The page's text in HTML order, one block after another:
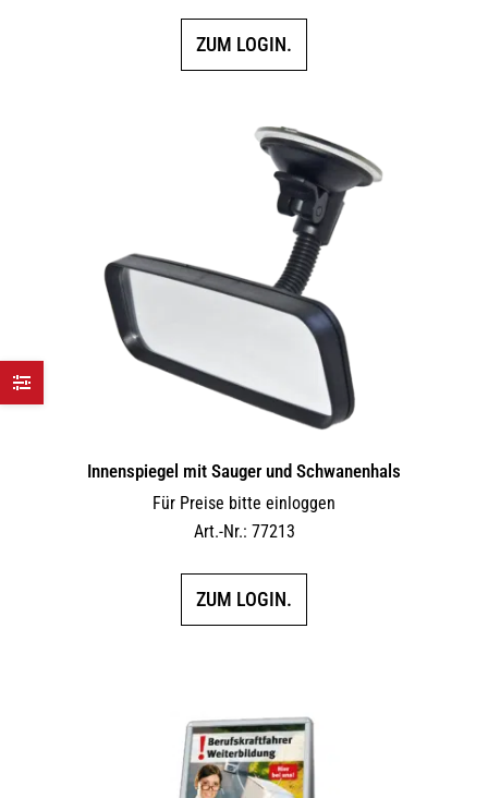
ZUM LOGIN.
Innen­spiegel mit Sauger und Schwanenhals
Für Preise bitte einloggen
Art.-Nr.: 77213
ZUM LOGIN.